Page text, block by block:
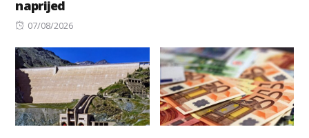
naprijed
Posted
07/08/2026